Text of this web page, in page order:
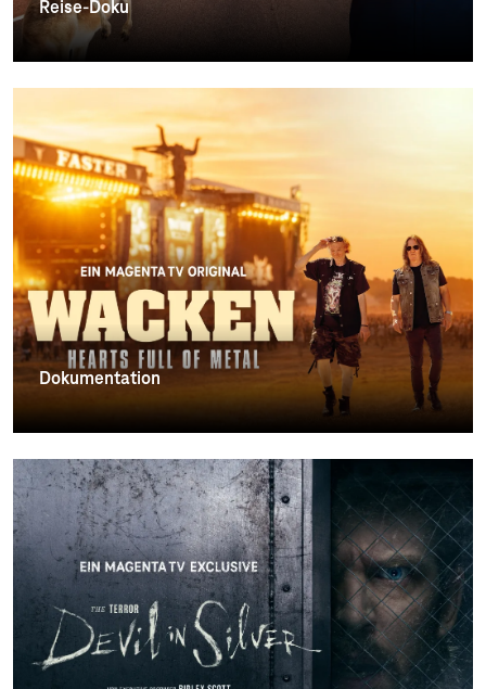
Reise-Doku
Dokumentation